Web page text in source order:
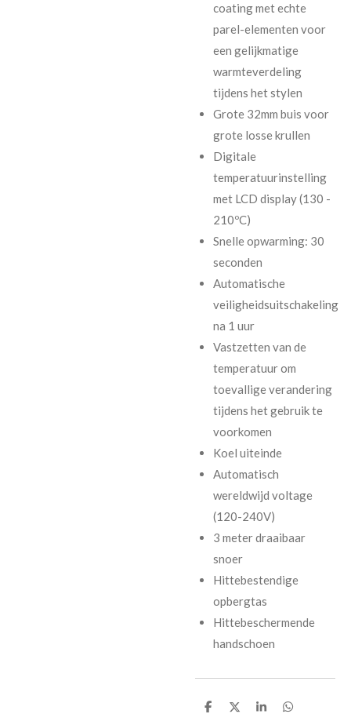
coating met echte
parel-elementen voor
een gelijkmatige
warmteverdeling
tijdens het stylen
Grote 32mm buis voor
grote losse krullen
Digitale
temperatuurinstelling
met LCD display (130 -
210ºC)
Snelle opwarming: 30
seconden
Automatische
veiligheidsuitschakeling
na 1 uur
Vastzetten van de
temperatuur om
toevallige verandering
tijdens het gebruik te
voorkomen
Koel uiteinde
Automatisch
wereldwijd voltage
(120-240V)
3 meter draaibaar
snoer
Hittebestendige
opbergtas
Hittebeschermende
handschoen
D
D
S
D